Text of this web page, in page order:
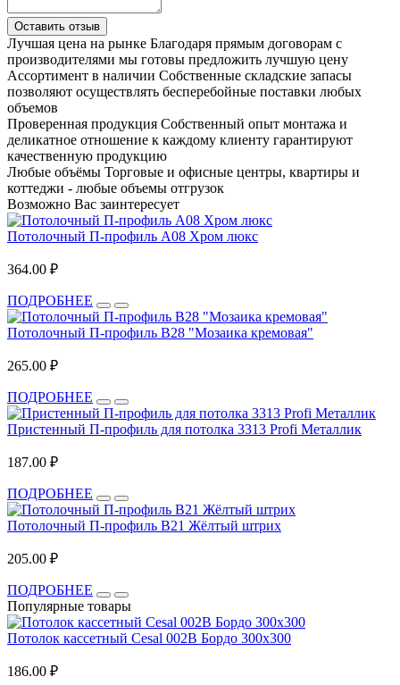
Оставить отзыв
Лучшая цена на рынке Благодаря прямым договорам с
производителями мы готовы предложить лучшую цену
Ассортимент в наличии Собственные складские запасы
позволяют осуществлять бесперебойные поставки любых
объемов
Проверенная продукция Собственный опыт монтажа и
деликатное отношение к каждому клиенту гарантируют
качественную продукцию
Любые объёмы Торговые и офисные центры, квартиры и
коттеджи - любые объемы отгрузок
Возможно Вас заинтересует
Потолочный П-профиль А08 Хром люкс
364.00 ₽
ПОДРОБНЕЕ
Потолочный П-профиль В28 "Мозаика кремовая"
265.00 ₽
ПОДРОБНЕЕ
Пристенный П-профиль для потолка 3313 Profi Металлик
187.00 ₽
ПОДРОБНЕЕ
Потолочный П-профиль В21 Жёлтый штрих
205.00 ₽
ПОДРОБНЕЕ
Популярные товары
Потолок кассетный Cesal 002B Бордо 300x300
186.00 ₽